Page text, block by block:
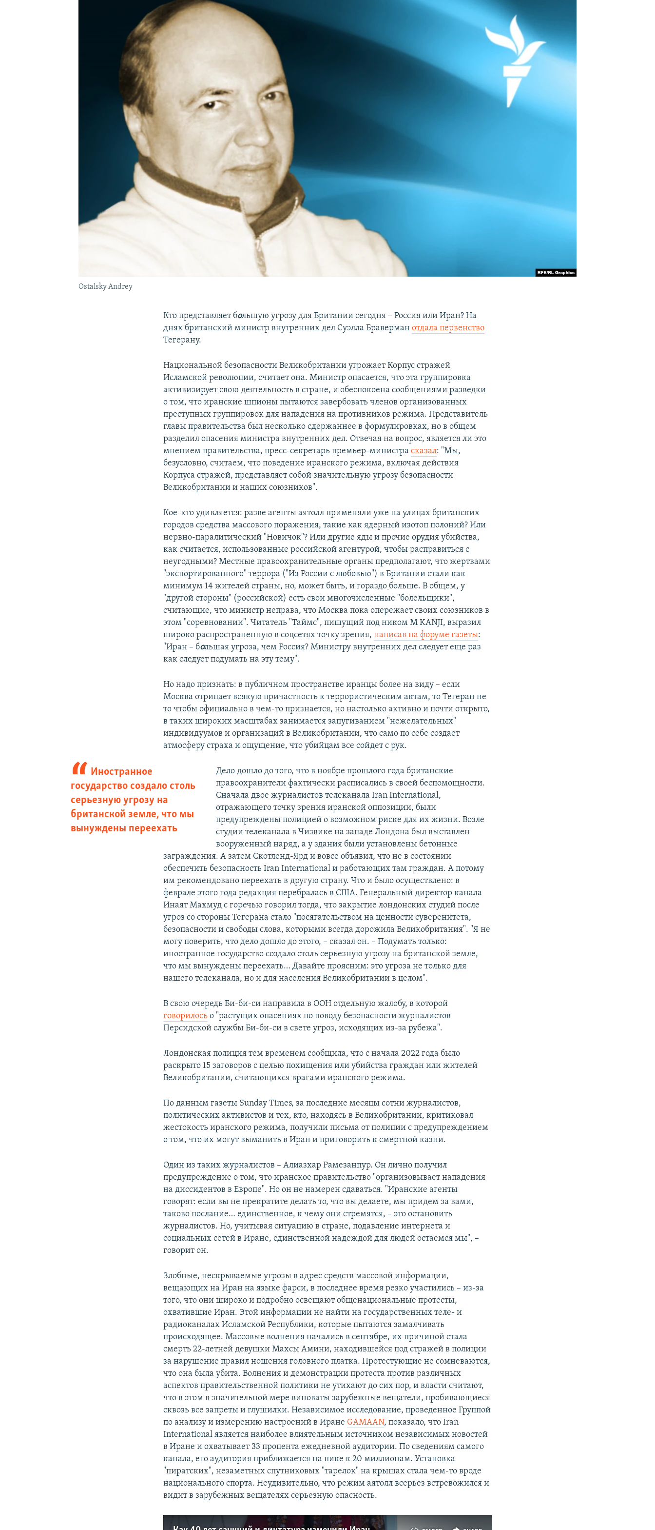
Ostalsky Andrey
Кто представляет большую угрозу для Британии сегодня – Россия или Иран? На
днях британский министр внутренних дел Суэлла Браверманотдала первенство
Тегерану.
Национальной безопасности Великобритании угрожает Корпус стражей
Исламской революции, считает она. Министр опасается, что эта группировка
активизирует свою деятельность в стране, и обеспокоена сообщениями разведки
о том, что иранские шпионы пытаются завербовать членов организованных
преступных группировок для нападения на противников режима. Представитель
главы правительства был несколько сдержаннее в формулировках, но в общем
разделил опасения министра внутренних дел. Отвечая на вопрос, является ли это
мнением правительства, пресс-секретарь премьер-министрасказал: "Мы,
безусловно, считаем, что поведение иранского режима, включая действия
Корпуса стражей, представляет собой значительную угрозу безопасности
Великобритании и наших союзников".
Кое-кто удивляется: разве агенты аятолл применяли уже на улицах британских
городов средства массового поражения, такие как ядерный изотоп полоний? Или
нервно-паралитический "Новичок"? Или другие яды и прочие орудия убийства,
как считается, использованные российской агентурой, чтобы расправиться с
неугодными? Местные правоохранительные органы предполагают, что жертвами
"экспортированного" террора ("Из России с любовью") в Британии стали как
минимум 14 жителей страны, но, может быть, и гораздо больше. В общем, у
"другой стороны" (российской) есть свои многочисленные "болельщики",
считающие, что министр неправа, что Москва пока опережает своих союзников в
этом "соревновании". Читатель "Таймс", пишущий под ником M KANJI, выразил
широко распространенную в соцсетях точку зрения,написав на форуме газеты:
"Иран – большая угроза, чем Россия? Министру внутренних дел следует еще раз
как следует подумать на эту тему".
Но надо признать: в публичном пространстве иранцы более на виду – если
Москва отрицает всякую причастность к террористическим актам, то Тегеран не
то чтобы официально в чем-то признается, но настолько активно и почти открыто,
в таких широких масштабах занимается запугиванием "нежелательных"
индивидуумов и организаций в Великобритании, что само по себе создает
атмосферу страха и ощущение, что убийцам все сойдет с рук.
Иностранное
государство создало столь
серьезную угрозу на
британской земле, что мы
вынуждены переехать
Дело дошло до того, что в ноябре прошлого года британские
правоохранители фактически расписались в своей беспомощности.
Сначала двое журналистов телеканала Iran International,
отражающего точку зрения иранской оппозиции, были
предупреждены полицией о возможном риске для их жизни. Возле
студии телеканала в Чизвике на западе Лондона был выставлен
вооруженный наряд, а у здания были установлены бетонные
заграждения. А затем Скотленд-Ярд и вовсе объявил, что не в состоянии
обеспечить безопасность Iran International и работающих там граждан. А потому
им рекомендовано переехать в другую страну. Что и было осуществлено: в
феврале этого года редакция перебралась в США. Генеральный директор канала
Инаят Махмуд с горечью говорил тогда, что закрытие лондонских студий после
угроз со стороны Тегерана стало "посягательством на ценности суверенитета,
безопасности и свободы слова, которыми всегда дорожила Великобритания". "Я не
могу поверить, что дело дошло до этого, – сказал он. – Подумать только:
иностранное государство создало столь серьезную угрозу на британской земле,
что мы вынуждены переехать… Давайте проясним: это угроза не только для
нашего телеканала, но и для населения Великобритании в целом".
В свою очередь Би-би-си направила в ООН отдельную жалобу, в которой
говорилось о "растущих опасениях по поводу безопасности журналистов
Персидской службы Би-би-си в свете угроз, исходящих из-за рубежа".
Лондонская полиция тем временем сообщила, что с начала 2022 года было
раскрыто 15 заговоров с целью похищения или убийства граждан или жителей
Великобритании, считающихся врагами иранского режима.
По данным газеты Sunday Times, за последние месяцы сотни журналистов,
политических активистов и тех, кто, находясь в Великобритании, критиковал
жестокость иранского режима, получили письма от полиции с предупреждением
о том, что их могут выманить в Иран и приговорить к смертной казни.
Один из таких журналистов – Алиазхар Рамезанпур. Он лично получил
предупреждение о том, что иранское правительство "организовывает нападения
на диссидентов в Европе". Но он не намерен сдаваться. "Иранские агенты
говорят: если вы не прекратите делать то, что вы делаете, мы придем за вами,
таково послание… единственное, к чему они стремятся, – это остановить
журналистов. Но, учитывая ситуацию в стране, подавление интернета и
социальных сетей в Иране, единственной надеждой для людей остаемся мы", –
говорит он.
Злобные, нескрываемые угрозы в адрес средств массовой информации,
вещающих на Иран на языке фарси, в последнее время резко участились – из-за
того, что они широко и подробно освещают общенациональные протесты,
охватившие Иран. Этой информации не найти на государственных теле- и
радиоканалах Исламской Республики, которые пытаются замалчивать
происходящее. Массовые волнения начались в сентябре, их причиной стала
смерть 22-летней девушки Махсы Амини, находившейся под стражей в полиции
за нарушение правил ношения головного платка. Протестующие не сомневаются,
что она была убита. Волнения и демонстрации протеста против различных
аспектов правительственной политики не утихают до сих пор, и власти считают,
что в этом в значительной мере виноваты зарубежные вещатели, пробивающиеся
сквозь все запреты и глушилки. Независимое исследование, проведенное Группой
по анализу и измерению настроений в Иране GAMAAN, показало, что Iran
International является наиболее влиятельным источником независимых новостей
в Иране и охватывает 33 процента ежедневной аудитории. По сведениям самого
канала, его аудитория приближается на пике к 20 миллионам. Установка
"пиратских", незаметных спутниковых "тарелок" на крышах стала чем-то вроде
национального спорта. Неудивительно, что режим аятолл всерьез встревожился и
видит в зарубежных вещателях серьезную опасность.